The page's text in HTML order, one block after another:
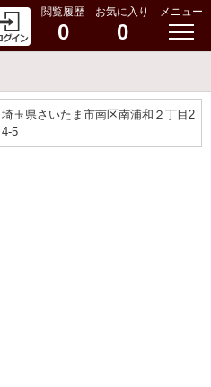
閲覧履歴
0
お気に入り
0
メニュー
埼玉県さいたま市南区南浦和２丁目2
4-5